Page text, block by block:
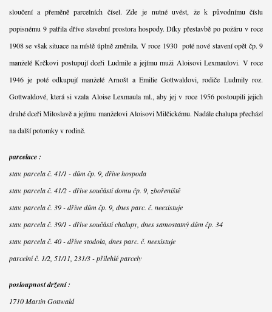
sloučení a přeměně parcelních čísel. Zde je nutné uvést, že k původnímu číslu
popisnému 9 patřila dříve stavební prostora hospody. Díky přestavbě po požáru v roce
1908 se však situace na místě úplně změnila. V roce 1930 poté nové stavení opět čp. 9
manželé Krčkovi postupují dceři Ludmile a jejímu muži Aloisovi Lexmaulovi. V roce
1946 je poté odkupují manželé Arnošt a Emilie Gottwaldovi, rodiče Ludmily roz.
Gottwaldové, která si vzala Aloise Lexmaula ml., aby jej v roce 1956 postoupili jejich
druhé dceři Miloslavě a jejímu manželovi Aloisovi Milčickému. Nadále chalupa přechází
na další potomky v rodině.
parcelace :
stav. parcela č. 41/1 - dům čp. 9, dříve hospoda
stav. parcela č. 41/2 - dříve součástí domu čp. 9, zbořeniště
stav. parcela č. 39 - dříve dům čp. 9, dnes parc. č. neexistuje
stav. parcela č. 39/1 - dříve součástí chalupy, dnes samostatný dům čp. 34
stav. parcela č. 40 - dříve stodola, dnes parc. č. neexistuje
parcelní č. 1/2, 51/11, 231/3 - přilehlé parcely
posloupnost držení :
1710 Martin Gottwald